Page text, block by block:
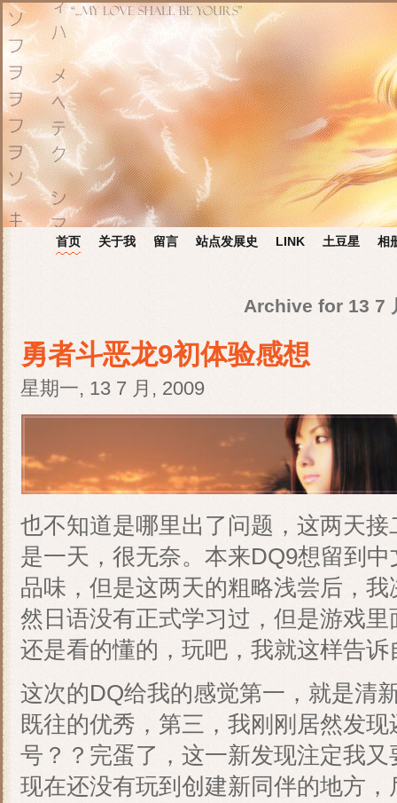
首页 关于我 留言 站点发展史 LINK 土豆星 相
Archive for 13 7
勇者斗恶龙9初体验感想
星期一, 13 7 月, 2009
也不知道是哪里出了问题，这两天
是一天，很无奈。本来DQ9想留到
品味，但是这两天的粗略浅尝后，
然日语没有正式学习过，但是游戏
还是看的懂的，玩吧，我就这样告
这次的DQ给我的感觉第一，就是清
既往的优秀，第三，我刚刚居然发
号？？完蛋了，这一新发现注定我
现在还没有玩到创建新同伴的地方